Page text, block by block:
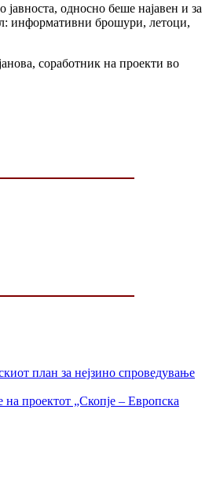
односно беше најавен и за
информативни брошури, летоци,
соработник на проекти во
план за нејзино спроведување
проектот „Скопје – Европска